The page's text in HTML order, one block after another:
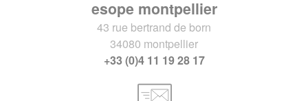
esope montpellier
43 rue bertrand de born
34080 montpellier
+33 (0)4 11 19 28 17